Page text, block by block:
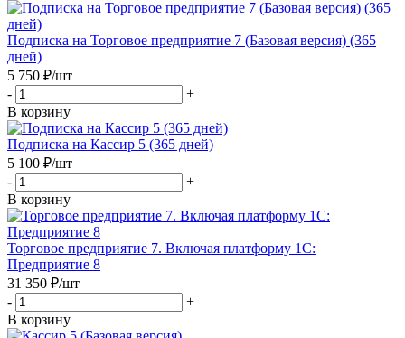
Подписка на Торговое предприятие 7 (Базовая версия) (365
дней)
5 750 ₽/шт
-
+
В корзину
Подписка на Кассир 5 (365 дней)
5 100 ₽/шт
-
+
В корзину
Торговое предприятие 7. Включая платформу 1С:
Предприятие 8
31 350 ₽/шт
-
+
В корзину